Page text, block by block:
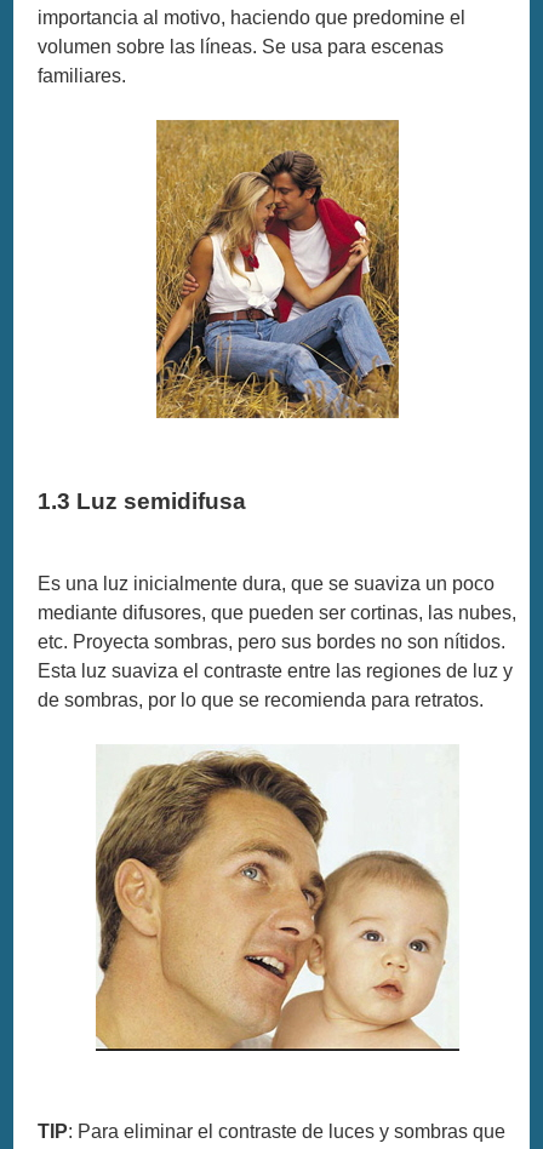
importancia al motivo, haciendo que predomine el
volumen sobre las líneas. Se usa para escenas
familiares.
1.3 Luz semidifusa
Es una luz inicialmente dura, que se suaviza un poco
mediante difusores, que pueden ser cortinas, las nubes,
etc. Proyecta sombras, pero sus bordes no son nítidos.
Esta luz suaviza el contraste entre las regiones de luz y
de sombras, por lo que se recomienda para retratos.
TIP: Para eliminar el contraste de luces y sombras que